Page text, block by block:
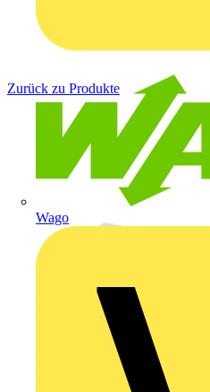
Wago
Zurück zu Produkte